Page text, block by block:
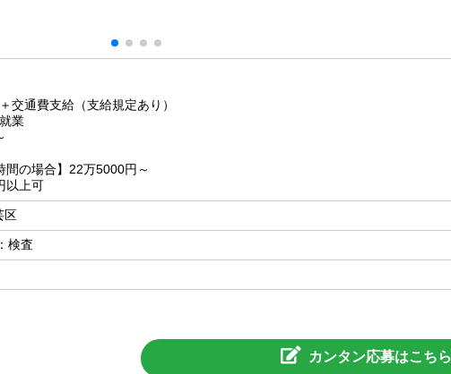
通費支給（支給規定あり）
業
間の場合】22万5000円～
以上可
区
検査
カンタン応募はこちら